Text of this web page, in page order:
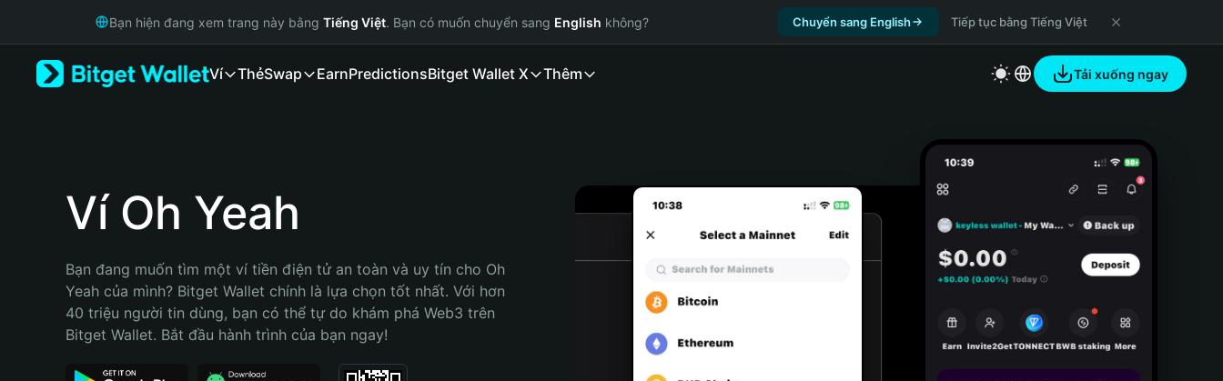
Русский
Bahasa Indonesia
Bạn hiện đang xem trang này bằng Tiếng Việt. Bạn có muốn chuyển sang English không? Chuyển sang English Tiếp tục bằng Tiếng Việt
Ví ThẻSwap EarnPredictionsBitget Wallet X Thêm Tải xuống ngay
Ví Oh Yeah
Bạn đang muốn tìm một ví tiền điện tử an toàn và uy tín cho Oh
Yeah của mình? Bitget Wallet chính là lựa chọn tốt nhất. Với hơn
40 triệu người tin dùng, bạn có thể tự do khám phá Web3 trên
Bitget Wallet. Bắt đầu hành trình của bạn ngay!